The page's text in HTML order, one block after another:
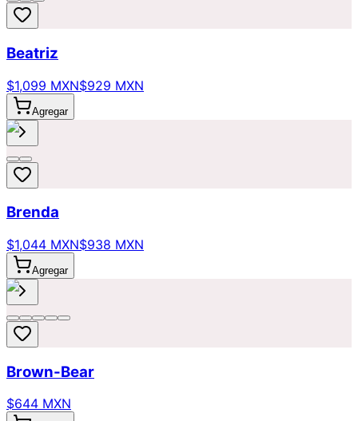
Beatriz
$1,099 MXN$929 MXN
Agregar
Brenda
$1,044 MXN$938 MXN
Agregar
Brown-Bear
$644 MXN